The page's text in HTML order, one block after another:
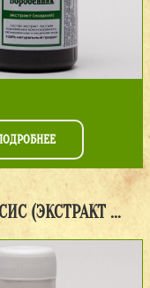
(ЭКСТРАКТ ...